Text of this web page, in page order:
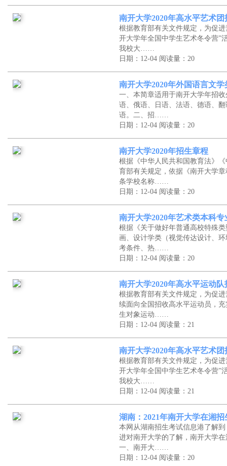
南开大学2020年高水平艺术
根据教育部有关文件规定，为促
开大学年全国中学生艺术冬令营”
我校大……
日期：12-04 阅读量：20
南开大学2020年外国语言文
一、本简章适用于南开大学年招
语、俄语、日语、法语、德语、
语。二、招……
日期：12-04 阅读量：20
南开大学2020年招生章程
根据《中华人民共和国教育法》
育部有关规定，依据《南开大学
条学校名称……
日期：12-04 阅读量：20
南开大学2020年艺术类本科
根据《关于做好年普通高校特殊
画、设计学类（视觉传达设计、
考条件、热……
日期：12-04 阅读量：20
南开大学2020年高水平运动
根据教育部有关文件规定，为促
续面向全国招收高水平运动员，
生对象运动……
日期：12-04 阅读量：21
南开大学2020年高水平艺术
根据教育部有关文件规定，为促
开大学年全国中学生艺术冬令营”
我校大……
日期：12-04 阅读量：21
湖南：2021年南开大学在湘招
本网从湖南招生考试信息港了解
进对南开大学的了解，南开大学
一、南开大……
日期：12-04 阅读量：20